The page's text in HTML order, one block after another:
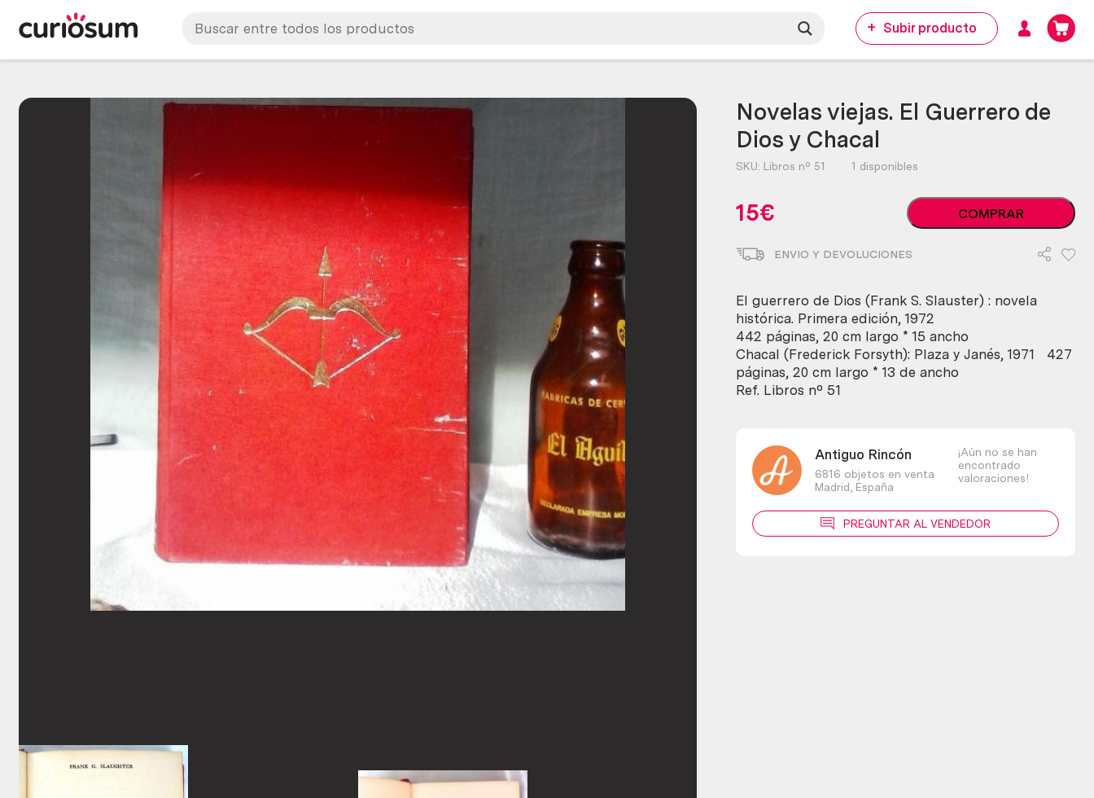
Subir producto
Novelas viejas. El Guerrero de
Dios y Chacal
SKU: Libros nº 51 1 disponibles
15€
Novelas
viejas.
Guerrero
Dios
y
Chacal
cantidad
COMPRAR
ENVIO Y DEVOLUCIONES
El guerrero de Dios (Frank S. Slauster) : novela
histórica. Primera edición, 1972
442 páginas, 20 cm largo * 15 ancho
Chacal (Frederick Forsyth): Plaza y Janés, 1971 427
páginas, 20 cm largo * 13 de ancho
Ref. Libros nº 51
Antiguo Rincón
6816 objetos en venta
Madrid, España
¡Aún no se han
encontrado
valoraciones!
PREGUNTAR AL VENDEDOR